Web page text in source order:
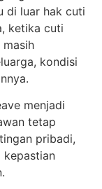
di luar hak cuti
ketika cuti
kondisi
menjadi
tetap
pribadi,
kepastian